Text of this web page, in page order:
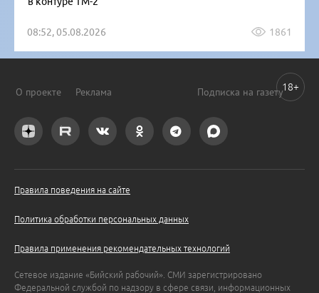
08:52, 05.08.2026 1861
О проекте Реклама Подписка на газету
Правила поведения на сайте
Политика обработки персональных данных
Правила применения рекомендательных технологий
Сетевое издание «Бийский рабочий». СМИ зарегистрировано
Федеральной службой по надзору в сфере связи, информационных
18+